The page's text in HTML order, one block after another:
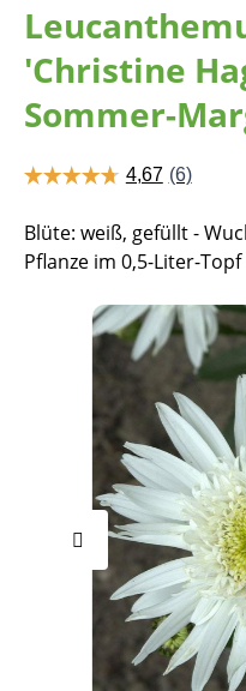
'Christine
Sommer-
Blüte: weiß, gefüllt -
Pflanze im 0,5-Liter-Topf